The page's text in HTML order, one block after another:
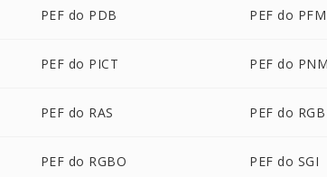
PEF do PDB PEF do PFM
PEF do PICT PEF do
PEF do RAS PEF do RGB
PEF do RGBO PEF do SGI